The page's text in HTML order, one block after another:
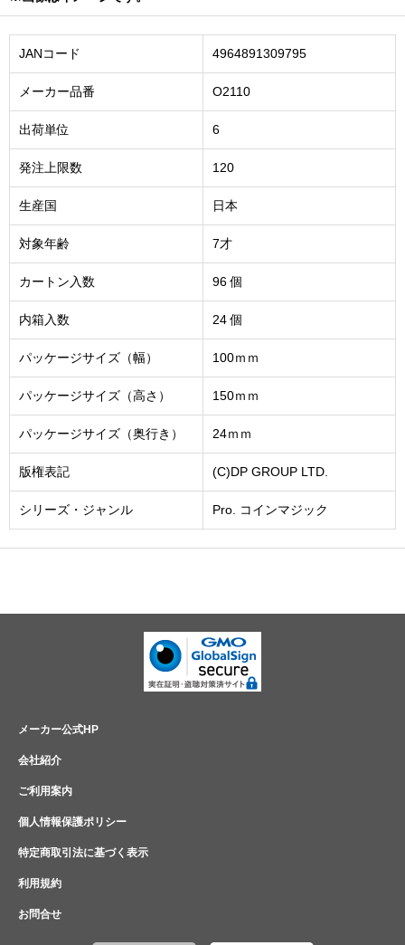
JANコード 4964891309795
メーカー品番 O2110
出荷単位 6
発注上限数 120
生産国 日本
対象年齢 7才
カートン入数 96 個
内箱入数 24 個
パッケージサイズ（幅） 100ｍｍ
パッケージサイズ（高さ） 150ｍｍ
パッケージサイズ（奥行き） 24ｍｍ
版権表記 (C)DP GROUP LTD.
シリーズ・ジャンル Pro. コインマジック
メーカー公式HP
会社紹介
ご利用案内
個人情報保護ポリシー
特定商取引法に基づく表示
利用規約
お問合せ